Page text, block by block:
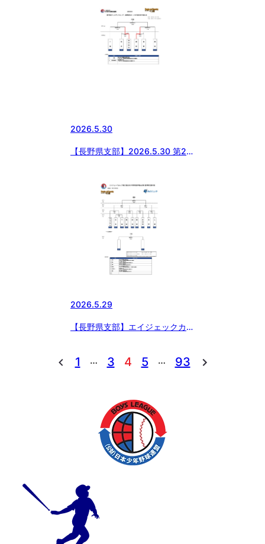
2026.5.30
【長野県支部】2026.5.30 第20
2026.5.29
【長野県支部】エイジェックカッ
会等 長野県支部予選 組合決定
1 … 3 4 5 … 93